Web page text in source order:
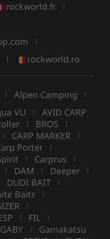
rockworld.fr |
|
| rockworld.ro
| Alpen Camping |
VU | AVID CARP
| BROS |
| CARP MARKER |
Porter |
| Carprus |
| DAM | Deeper |
DUDI BAIT |
Baits |
|
| FIL |
GABY | Gamakatsu